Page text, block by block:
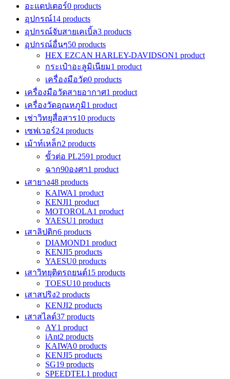
อะแดปเตอร์0 products
อุปกรณ์14 products
อุปกรณ์จับสายเคเบิ้ล3 products
อุปกรณ์อื่นๆ50 products
HEX EZCAN HARLEY-DAVIDSON1 product
กระเป๋าอะลูมิเนียม1 product
เครื่องมือวัด0 products
เครื่องมือวัดสายอากาศ1 product
เครื่องวัดอุณหภูมิ1 product
เช่าวิทยุสื่อสาร10 products
เซฟเวอร์24 products
เม้าท์เหล็ก2 products
ขั้วต่อ PL2591 product
ฉาก90องศา1 product
เสายาง48 products
KAIWA1 product
KENJI1 product
MOTOROLA1 product
YAESU1 product
เสาลิปติก6 products
DIAMOND1 product
KENJI5 products
YAESU0 products
เสาวิทยุติดรถยนต์15 products
TOESU10 products
เสาสปริง2 products
KENJI2 products
เสาสไลด์37 products
AY1 product
iAnt2 products
KAIWA0 products
KENJI5 products
SG19 products
SPEEDTEL1 product